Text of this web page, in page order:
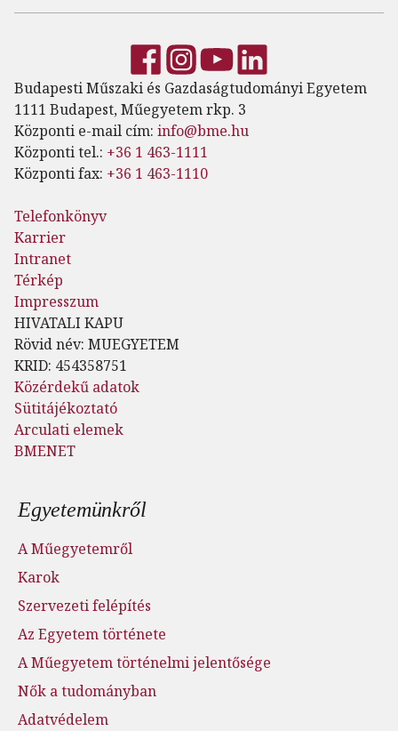
Budapesti Műszaki és Gazdaságtudományi Egyetem
1111 Budapest, Műegyetem rkp. 3
Központi e-mail cím: info@bme.hu
Központi tel.: +36 1 463-1111
Központi fax: +36 1 463-1110
Telefonkönyv
Karrier
Intranet
Térkép
Impresszum
HIVATALI KAPU
Rövid név: MUEGYETEM
KRID: 454358751
Közérdekű adatok
Sütitájékoztató
Arculati elemek
BMENET
Lábléc menü
Egyetemünkről
A Műegyetemről
Karok
Szervezeti felépítés
Az Egyetem története
A Műegyetem történelmi jelentősége
Nők a tudományban
Adatvédelem